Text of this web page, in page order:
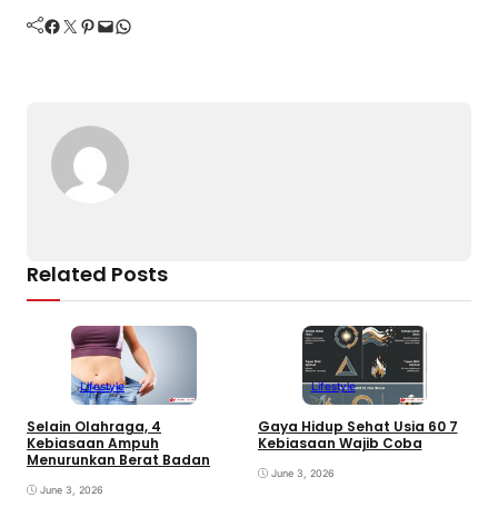
Facebook Twitter Pinterest Mail WhatsApp
Related Posts
Lifestyle
Selain Olahraga, 4
Kebiasaan Ampuh
Menurunkan Berat Badan
June 3, 2026
Lifestyle
Gaya Hidup Sehat Usia 60 7
Kebiasaan Wajib Coba
June 3, 2026